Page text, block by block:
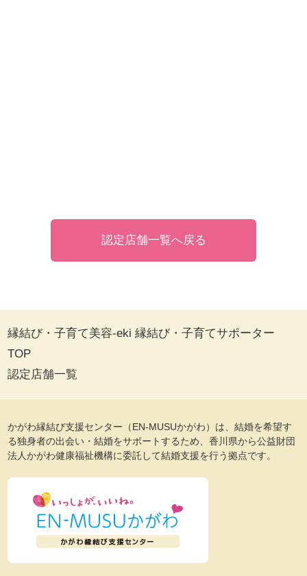
認定店舗一覧へ戻る
縁結び・子育て美容-eki 縁結び・子育てサポーター
TOP
認定店舗一覧
かがわ縁結び支援センター（EN-MUSUかがわ）は、結婚を希望す
る独身者の出会い・結婚をサポートするため、香川県から公益財団
法人かがわ健康福祉機構に委託して結婚支援を行う拠点です。